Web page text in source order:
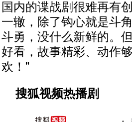
国内的谍战剧很难再有
一辙，除了钩心就是斗
斗勇，没什么新鲜的。
好看，故事精彩、动作
欢！”
搜狐视频热播剧